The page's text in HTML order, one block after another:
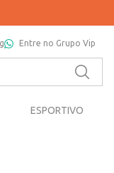
Entre no Grupo Vip
ESPORTIVO